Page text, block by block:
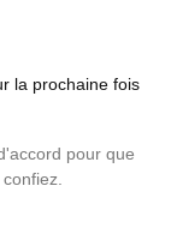
la prochaine fois
pour que